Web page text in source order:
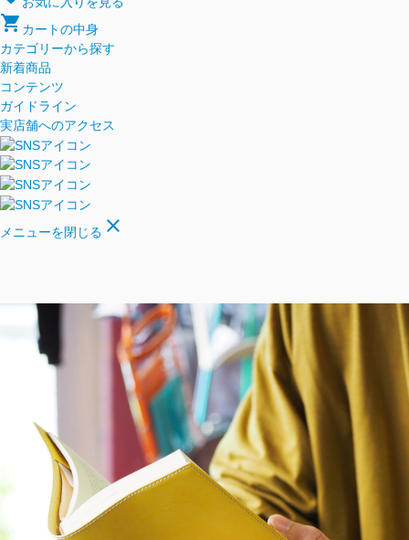
shopping_cart カートの中身
カテゴリーから探す
新着商品
コンテンツ
ガイドライン
実店舗へのアクセス
メニューを閉じる close